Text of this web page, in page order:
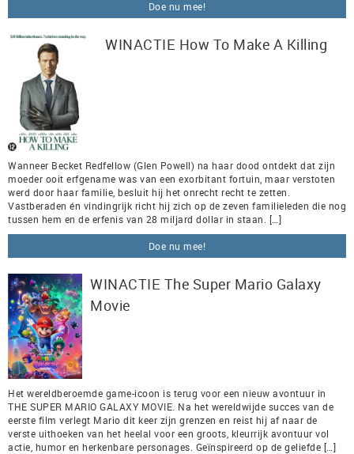
Doe nu mee!
WINACTIE How To Make A Killing
Wanneer Becket Redfellow (Glen Powell) na haar dood ontdekt dat zijn
moeder ooit erfgename was van een exorbitant fortuin, maar verstoten
werd door haar familie, besluit hij het onrecht recht te zetten.
Vastberaden én vindingrijk richt hij zich op de zeven familieleden die nog
tussen hem en de erfenis van 28 miljard dollar in staan. […]
Doe nu mee!
WINACTIE The Super Mario Galaxy
Movie
Het wereldberoemde game-icoon is terug voor een nieuw avontuur in
THE SUPER MARIO GALAXY MOVIE. Na het wereldwijde succes van de
eerste film verlegt Mario dit keer zijn grenzen en reist hij af naar de
verste uithoeken van het heelal voor een groots, kleurrijk avontuur vol
actie, humor en herkenbare personages. Geïnspireerd op de geliefde […]